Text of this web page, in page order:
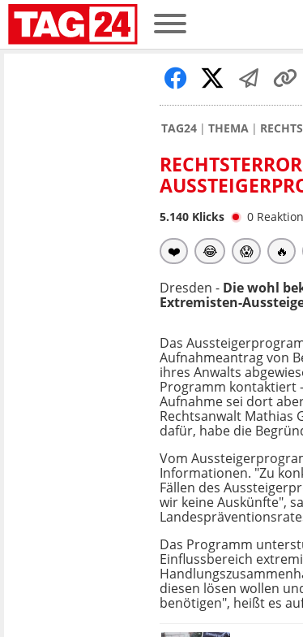
TAG24 THEMA
5.140 Klicks 0
❤️ 😂 😱 🔥
Dresden - Die wohl
Extremisten-
Das
Aufnahmeantrag von
ihres Anwalts
Programm kontaktiert
Aufnahme sei dort
Rechtsanwalt Mathias
dafür, habe die
Vom
Informationen. "Zu
Fällen des
wir keine Auskünfte",
Das Programm
Einflussbereich
diesen lösen wollen
benötigen", heißt es